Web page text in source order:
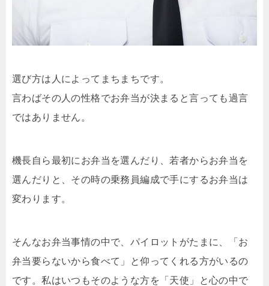
選び方は人によってまちまちです。
言わばその人の性格でお弁当が決まると言っても過言
ではありません。
機長自ら最初にお弁当を選んだり、若者からお弁当を
選んだりと、その時の乗務員編成で手にするお弁当は
変わります。
そんなお弁当事情の中で、パイロットがたまに、「お
弁当要らないから食べて」と仰ってくれる方がいるの
です。私はいつもそのような方を「天使」と心の中で